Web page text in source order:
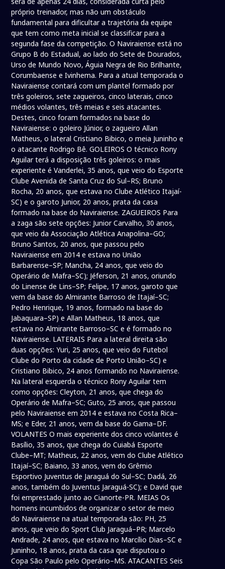
próprio treinador, mas não um obstáculo
fundamental para dificultar a trajetória da equipe
que tem como meta inicial se classificar para a
segunda fase da competição. O Naviraiense está no
Grupo B do Estadual, ao lado do Sete de Dourados,
Urso de Mundo Novo, Águia Negra de Rio Brilhante,
Corumbaense e Ivinhema. Para a atual temporada o
Naviraiense contará com um plantel formado por
três goleiros, sete zagueiros, cinco laterais, cinco
médios volantes, três meias e seis atacantes.
Destes, cinco foram formados na base do
Naviraiense: o goleiro Júnior, o zagueiro Allan
Matheus, o lateral Cristiano Bibico, o meia Juninho e
o atacante Rodrigo Bê. GOLEIROS O técnico Rony
Aguilar terá a disposição três goleiros: o mais
experiente é Vanderlei, 35 anos, que veio do Esporte
Clube Avenida de Santa Cruz do Sul–RS; Bruno
Rocha, 20 anos, que estava no Clube Atlético Itajaí-
SC) e o garoto Junior, 20 anos, prata da casa
formado na base do Naviraiense. ZAGUEIROS Para
a zaga são sete opções: Junior Carvalho, 30 anos,
que veio da Associação Atlética Anapolina–GO;
Bruno Santos, 20 anos, que passou pelo
Naviraiense em 2014 e estava no União
Barbarense–SP; Mancha, 24 anos, que veio do
Operário de Mafra–SC); Jéferson, 21 anos, oriundo
do Linense de Lins–SP; Felipe, 17 anos, garoto que
vem da base do Almirante Barroso de Itajaí–SC;
Pedro Henrique, 19 anos, formado na base do
Jabaquara–SP) e Allan Matheus, 18 anos, que
estava no Almirante Barroso–SC e é formado no
Naviraiense. LATERAIS Para a lateral direita são
duas opções: Yuri, 25 anos, que veio do Futebol
Clube do Porto da cidade de Porto União–SC) e
Cristiano Bibico, 24 anos formando no Naviraiense.
Na lateral esquerda o técnico Rony Aguilar tem
como opções: Cleyton, 21 anos, que chega do
Operário de Mafra–SC; Guto, 25 anos, que passou
pelo Naviraiense em 2014 e estava no Costa Rica–
MS; e Eder, 21 anos, vem da base do Gama–DF.
VOLANTES O mais experiente dos cinco volantes é
Basílio, 35 anos, que chega do Cuiabá Esporte
Clube–MT; Matheus, 22 anos, vem do Clube Atlético
Itajaí–SC; Baiano, 33 anos, vem do Grêmio
Esportivo Juventus de Jaraguá do Sul–SC; Dadá, 26
anos, também do Juventus Jaraguá-SC); e David que
foi emprestado junto ao Cianorte-PR. MEIAS Os
homens incumbidos de organizar o setor de meio
do Naviraiense na atual temporada são: PH, 25
anos, que veio do Sport Club Jaraguá–PR; Marcelo
Andrade, 24 anos, que estava no Marcílio Dias–SC e
Juninho, 18 anos, prata da casa que disputou o
Copa São Paulo pelo Operário–MS. ATACANTES Seis